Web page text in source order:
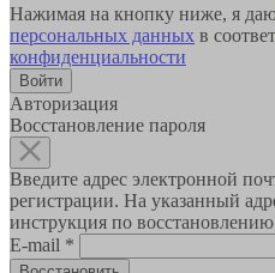
Нажимая на кнопку ниже, я
персональных данных в
конфиденциальности
Авторизация
Восстановление пароля
Введите адрес электронной
регистрации. На указанный
инструкция по
E-mail *